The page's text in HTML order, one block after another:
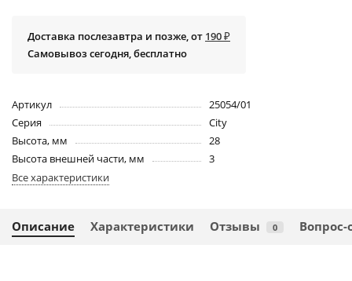
Доставка послезавтра и позже, от 190 ₽
Самовывоз сегодня, бесплатно
Артикул
25054/01
Серия
City
Высота, мм
28
Высота внешней части, мм
3
Все характеристики
Описание Характеристики Отзывы 0 Вопрос-